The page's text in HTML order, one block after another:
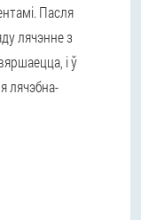
Пасля
лячэнне з
і ў
лячэбна-